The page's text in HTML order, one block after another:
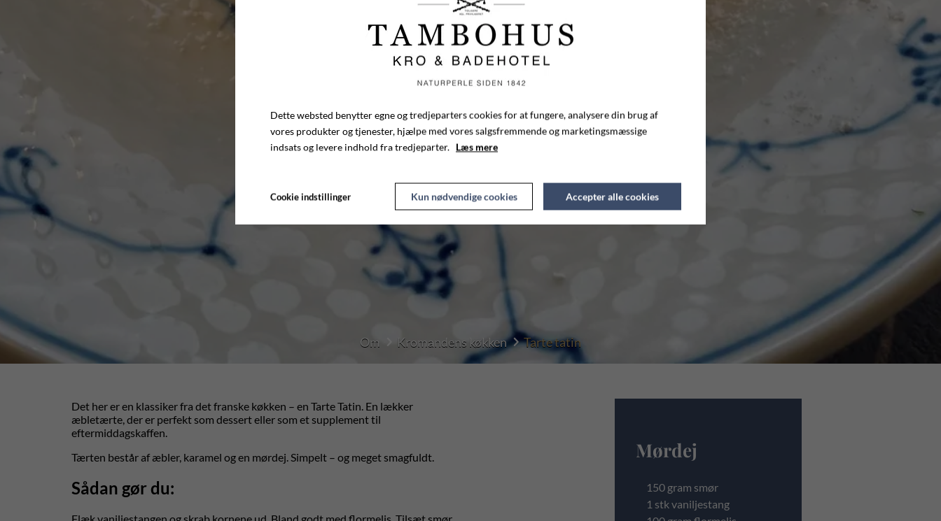
Om Kromandens køkken Tarte tatin
Det her er en klassiker fra det franske køkken – en Tarte Tatin. En lækker
æbletærte, der er perfekt som dessert eller som et supplement til
eftermiddagskaffen.
Tærten består af æbler, karamel og en mørdej. Simpelt – og meget smagfuldt.
Sådan gør du:
Mørdej
150 gram smør
1 stk vaniljestang
Dette websted benytter egne og tredjeparters cookies for at fungere, analysere din brug af
vores produkter og tjenester, hjælpe med vores salgsfremmende og marketingsmæssige
indsats og levere indhold fra tredjeparter. Læs mere
Cookie indstillinger Kun nødvendige cookies Accepter alle cookies